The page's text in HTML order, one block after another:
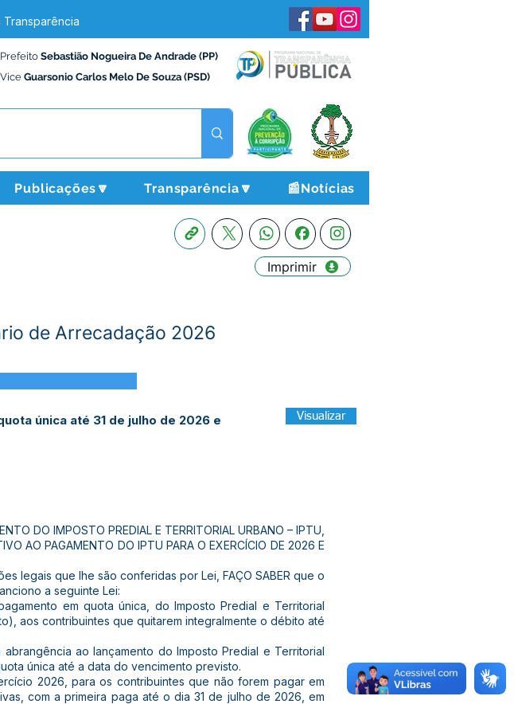
Transparência
Prefeito Sebastião Nogueira De Andrade (PP)
Vice Guarsonio Carlos Melo De Souza (PSD)
Publicações🔽 Transparência🔽 📰Notícias
Imprimir
de Arrecadação 2026
única até 31 de julho de 2026 e
Visualizar
DO IMPOSTO PREDIAL E TERRITORIAL URBANO – IPTU,
AO PAGAMENTO DO IPTU PARA O EXERCÍCIO DE 2026 E
legais que lhe são conferidas por Lei, FAÇO SABER que o
a seguinte Lei:
em quota única, do Imposto Predial e Territorial
aos contribuintes que quitarem integralmente o débito até
ao lançamento do Imposto Predial e Territorial
única até a data do vencimento previsto.
2026, para os contribuintes que não forem pagar em
com a primeira paga até o dia 31 de julho de 2026, em